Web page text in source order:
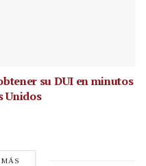
su DUI en minutos
Unidos